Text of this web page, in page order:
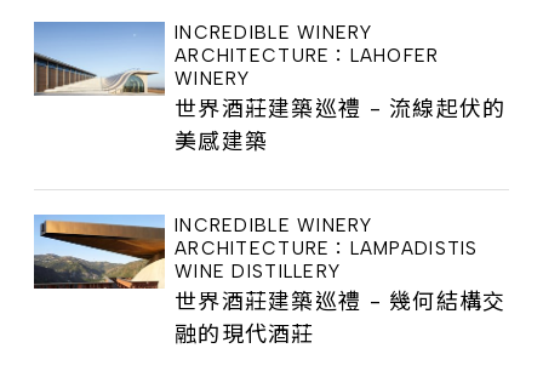
INCREDIBLE WINERY
ARCHITECTURE：LAHOFER
WINERY
世界酒莊建築巡禮 - 流線起伏的
美感建築
INCREDIBLE WINERY
ARCHITECTURE：LAMPADISTIS
WINE DISTILLERY
世界酒莊建築巡禮 - 幾何結構交
融的現代酒莊